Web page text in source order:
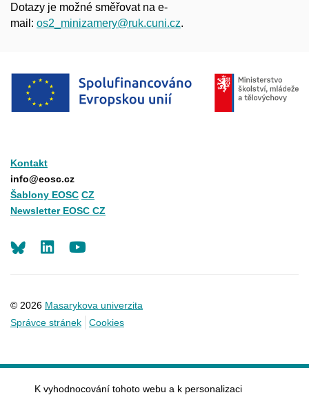
Dotazy je možné směřovat na e-
mail: os2_minizamery@ruk.cuni.cz.
Kontakt
info@eosc.cz
Šablony EOSC CZ
Newsletter EOSC CZ
© 2026 Masarykova univerzita
Správce stránek
Cookies
LinkedIn
K vyhodnocování tohoto webu a k personalizaci